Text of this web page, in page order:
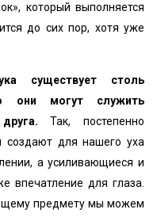
который выполняется
до сих пор, хотя уже
существует столь
они могут служить
друга.Так, постепенно
для нашего уха
а усиливающиеся и
впечатление для глаза.
предмету мы можем